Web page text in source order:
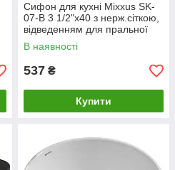
Сифон для кухні Mixxus SK-
07-B 3 1/2"x40 з нерж.сіткою,
відведенням для пральної
машини, гнучким кр
В наявності
537 ₴
Купити